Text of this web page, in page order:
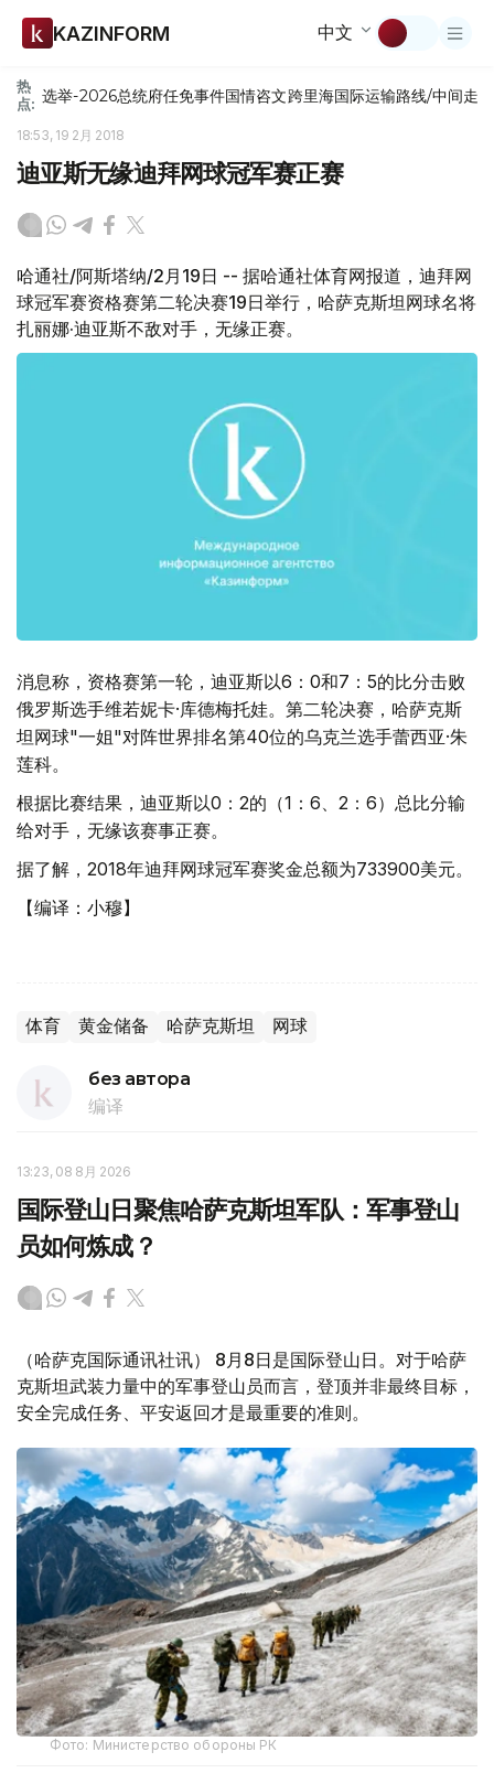
KAZINFORM 中文
热
点: 选举-2026总统府任免事件国情咨文跨里海国际运输路线/中间走廊
18:53, 19 2月 2018
迪亚斯无缘迪拜网球冠军赛正赛
哈通社/阿斯塔纳/2月19日 -- 据哈通社体育网报道，迪拜网
球冠军赛资格赛第二轮决赛19日举行，哈萨克斯坦网球名将
扎丽娜·迪亚斯不敌对手，无缘正赛。
消息称，资格赛第一轮，迪亚斯以6：0和7：5的比分击败
俄罗斯选手维若妮卡·库德梅托娃。第二轮决赛，哈萨克斯
坦网球"一姐"对阵世界排名第40位的乌克兰选手蕾西亚·朱
莲科。
根据比赛结果，迪亚斯以0：2的（1：6、2：6）总比分输
给对手，无缘该赛事正赛。
据了解，2018年迪拜网球冠军赛奖金总额为733900美元。
【编译：小穆】
体育 黄金储备 哈萨克斯坦 网球
без автора
编译
13:23, 08 8月 2026
国际登山日聚焦哈萨克斯坦军队：军事登山
员如何炼成？
（哈萨克国际通讯社讯） 8月8日是国际登山日。对于哈萨
克斯坦武装力量中的军事登山员而言，登顶并非最终目标，
安全完成任务、平安返回才是最重要的准则。
Фото: Министерство обороны РК